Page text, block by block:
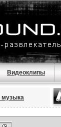
Видеоклипы
музыка